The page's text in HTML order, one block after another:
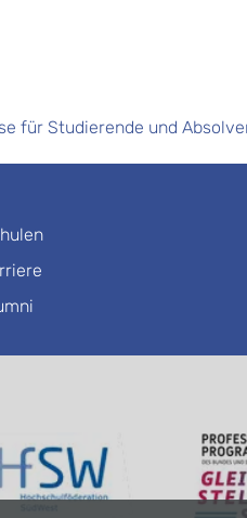
für Studierende und